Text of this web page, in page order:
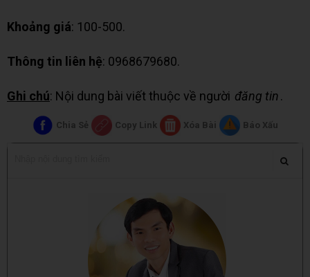
Khoảng giá: 100-500.
Thông tin liên hệ: 0968679680.
Ghi chú: Nội dung bài viết thuộc về người đăng tin.
Chia Sẻ Copy Link Xóa Bài Báo Xấu